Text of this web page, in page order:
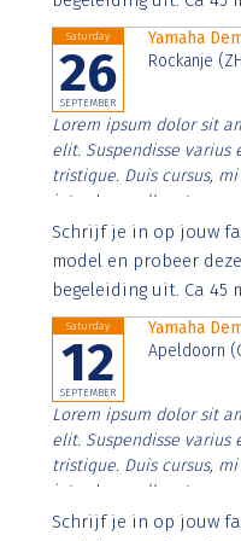
Saturday
26
SEPTEMBER
Yamaha
Rockanje
Lorem ipsum dolor sit
elit. Suspendisse
tristique. Duis cursus,
interdum nulla, ut
Aenean faucibus nibh
imperdiet. Nunc ut sem
Schrijf je in op jouw
model en probeer
begeleiding uit. Ca 45
Saturday
12
SEPTEMBER
Yamaha
Apeldoorn
Lorem ipsum dolor sit
elit. Suspendisse
tristique. Duis cursus,
interdum nulla, ut
Aenean faucibus nibh
Schrijf je in op jouw